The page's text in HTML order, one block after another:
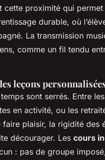
cette proximité qui
durable, où
La transmission
comme un fil tendu
leçons
sont serrés. Entre
en activité, ou les
faire plaisir, la rigidité des
décourager. Les cours
: pas de groupe